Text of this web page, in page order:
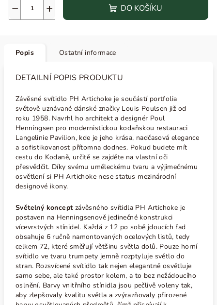
+
− DO KOŠÍKU
Popis Ostatní informace
DETAILNÍ POPIS PRODUKTU
Závěsné svítidlo PH Artichoke je součástí portfolia
světově uznávané dánské značky Louis Poulsen již od
roku 1958. Navrhl ho architekt a designér Poul
Henningsen pro modernistickou kodaňskou restauraci
Langelinie Pavilion, kde je jeho krása, nadčasová elegance
a sofistikovanost přítomna dodnes. Pokud budete mít
cestu do Kodaně, určitě se zajděte na vlastní oči
přesvědčit. Díky svému uměleckému tvaru a výjimečnému
osvětlení si PH Artichoke nese status mezinárodní
designové ikony.
Světelný konceptzávěsného svítidla PH Artichoke je
postaven na Henningsenově jedinečné konstrukci
vícevrstvých stínidel. Každá z 12 po sobě jdoucích řad
obsahuje 6 ručně namontovaných ocelových listů, tedy
celkem 72, které směřují většinu světla dolů. Pouze horní
svítidlo ve tvaru trumpety jemně rozptyluje světlo do
stran. Rozsvícené svítidlo tak nejen elegantně osvětluje
samo sebe, ale také prostor kolem, a to bez nežádoucího
oslnění. Barvy vnitřního stínidla jsou pečlivě voleny tak,
aby zlepšovaly kvalitu světla a zvýrazňovaly přirozené